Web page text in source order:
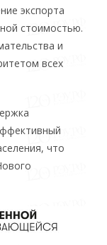
экспорта
стоимостью.
и
всех
что